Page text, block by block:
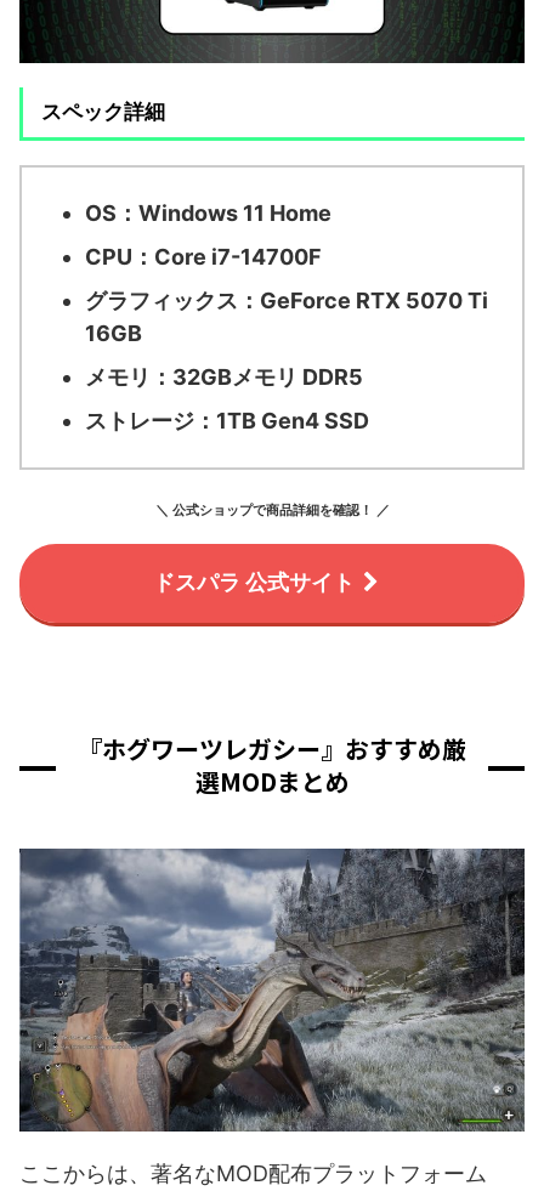
スペック詳細
OS： Windows 11 Home
CPU： Core i7-14700F
グラフィックス： GeForce RTX 5070 Ti
16GB
メモリ： 32GBメモリ DDR5
ストレージ： 1TB Gen4 SSD
＼ 公式ショップで商品詳細を確認！ ／
ドスパラ 公式サイト
『ホグワーツレガシー』おすすめ厳
選MODまとめ
ここからは、著名なMOD配布プラットフォーム